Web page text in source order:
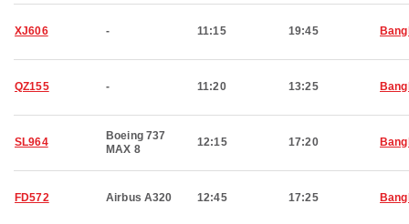
XJ606 - 11:15 19:45
QZ155 - 11:20 13:25
SL964
Boeing 737
MAX 8
12:15 17:20
FD572 Airbus A320 12:45 17:25